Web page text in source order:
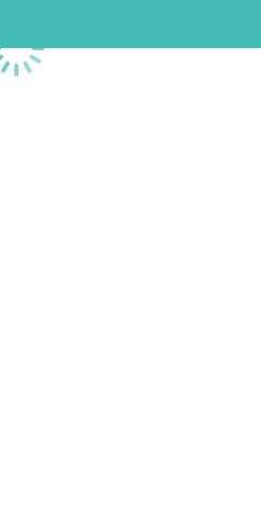
Chargement